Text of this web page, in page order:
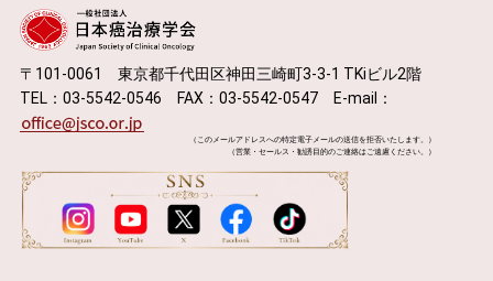
〒101-0061 東京都千代田区神田三崎町3-3-1 TKiビル2階
TEL：03-5542-0546 FAX：03-5542-0547 E-mail：
（このメールアドレスへの特定電子メールの送信を拒否いたします。）
（営業・セールス・勧誘目的のご連絡はご遠慮ください。）